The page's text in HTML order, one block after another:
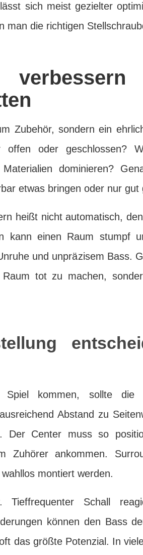
lässt sich meist gezielter
man die richtigen
verbessern
Zubehör, sondern ein
oder geschlossen?
dominieren?
etwas bringen oder nur gut
heißt nicht automatisch,
kann einen Raum stumpf
und unpräzisem Bass.
tot zu machen,
kommen, sollte die
Abstand zu
Der Center muss so
ankommen.
montiert werden.
Tieffrequenter Schall
können den Bass
das größte Potenzial. In